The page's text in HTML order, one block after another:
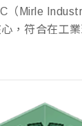
（Mirle
，符合在工